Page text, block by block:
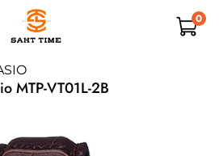
0
MTP-VT01L-2B